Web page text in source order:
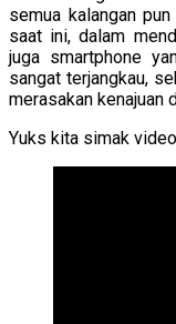
semua kalangan
saat ini, dalam
juga smartphone
sangat terjangkau,
merasakan kenajuan
Yuks kita simak